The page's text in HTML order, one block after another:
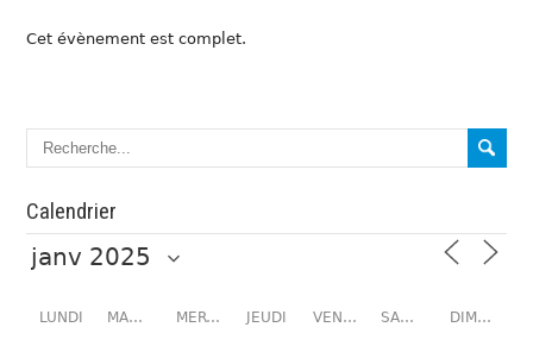
Cet évènement est complet.
Calendrier
LUNDI MARDI MERCREDI JEUDI VENDREDI SAMEDI DIMANCHE